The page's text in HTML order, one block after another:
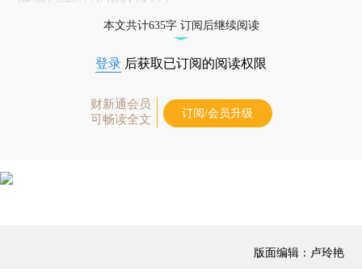
本文共计635字 订阅后继续阅读
登录 后获取已订阅的阅读权限
财新通会员
可畅读全文
订阅/会员升级
版面编辑：卢玲艳